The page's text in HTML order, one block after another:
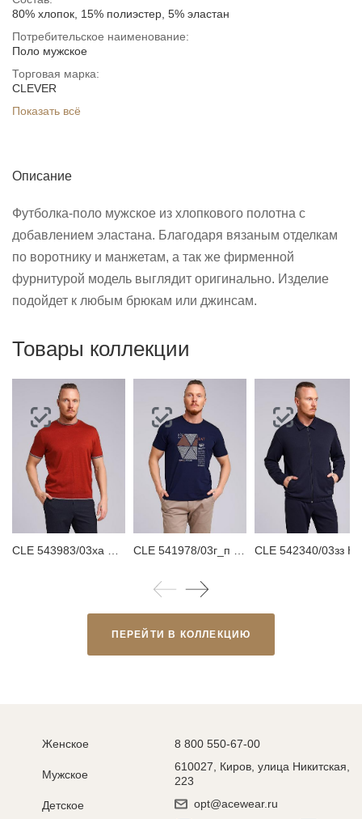
80% хлопок, 15% полиэстер, 5% эластан
Потребительское наименование:
Поло мужское
Торговая марка:
CLEVER
Показать всё
Описание
Футболка-поло мужское из хлопкового полотна с
добавлением эластана. Благодаря вязаным отделкам
по воротнику и манжетам, а так же фирменной
фурнитурой модель выглядит оригинально. Изделие
подойдет к любым брюкам или джинсам.
Товары коллекции
ПЕРЕЙТИ В КОЛЛЕКЦИЮ
Женское
Мужское
Детское
8 800 550-67-00
610027, Киров, улица Никитская,
223
opt@acewear.ru